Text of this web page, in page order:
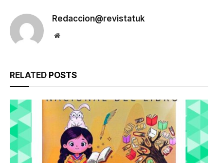
Redaccion@revistatuk
Website
RELATED POSTS